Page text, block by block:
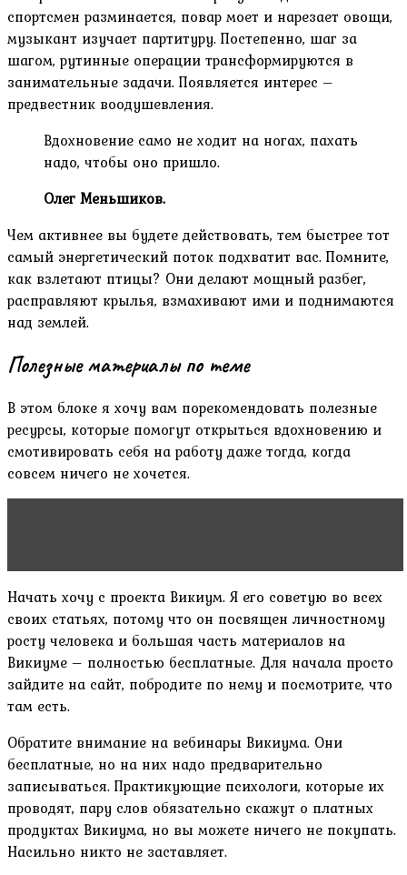
спортсмен разминается, повар моет и нарезает овощи,
музыкант изучает партитуру. Постепенно, шаг за
шагом, рутинные операции трансформируются в
занимательные задачи. Появляется интерес –
предвестник воодушевления.
Вдохновение само не ходит на ногах, пахать
надо, чтобы оно пришло.
Олег Меньшиков.
Чем активнее вы будете действовать, тем быстрее тот
самый энергетический поток подхватит вас. Помните,
как взлетают птицы? Они делают мощный разбег,
расправляют крылья, взмахивают ими и поднимаются
над землей.
Полезные материалы по теме
В этом блоке я хочу вам порекомендовать полезные
ресурсы, которые помогут открыться вдохновению и
смотивировать себя на работу даже тогда, когда
совсем ничего не хочется.
Начать хочу с проекта Викиум. Я его советую во всех
своих статьях, потому что он посвящен личностному
росту человека и большая часть материалов на
Викиуме – полностью бесплатные. Для начала просто
зайдите на сайт, побродите по нему и посмотрите, что
там есть.
Обратите внимание на вебинары Викиума. Они
бесплатные, но на них надо предварительно
записываться. Практикующие психологи, которые их
проводят, пару слов обязательно скажут о платных
продуктах Викиума, но вы можете ничего не покупать.
Насильно никто не заставляет.